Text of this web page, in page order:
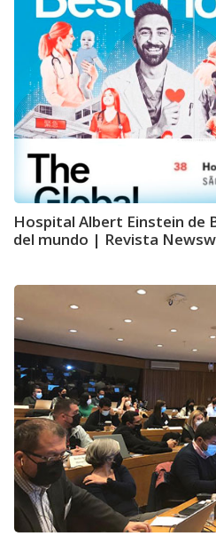
Hospital Albert Einstein de
del mundo | Revista